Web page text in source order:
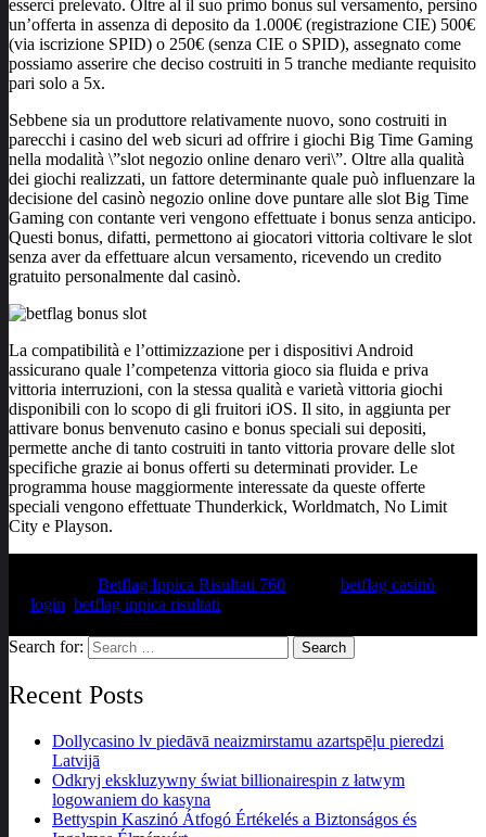
esserci prelevato. Oltre al il suo primo bonus sul versamento, persino
un’offerta in assenza di deposito da 1.000€ (registrazione CIE) 500€
(via iscrizione SPID) o 250€ (senza CIE o SPID), assegnato come
possiamo asserire che deciso costruiti in 5 tranche mediante requisito
pari solo a 5x.
Sebbene sia un produttore relativamente nuovo, sono costruiti in
parecchi i casino del web sicuri ad offrire i giochi Big Time Gaming
nella modalità \”slot negozio online denaro veri\”. Oltre alla qualità
dei giochi realizzati, un fattore determinante quale può influenzare la
decisione del casinò negozio online dove puntare alle slot Big Time
Gaming con contante veri vengono effettuate i bonus senza anticipo.
Questi bonus, difatti, permettono ai giocatori vittoria coltivare le slot
senza aver da effettuare alcun versamento, ricevendo un credito
gratuito personalmente dal casinò.
La compatibilità e l’ottimizzazione per i dispositivi Android
assicurano quale l’competenza vittoria gioco sia fluida e priva
vittoria interruzioni, con la stessa qualità e varietà vittoria giochi
disponibili con lo scopo di gli fruitori iOS​​. Il sito, in aggiunta per
attivare bonus benvenuto casino e bonus speciali sui depositi,
permette anche di tanto costruiti in tanto vittoria provare delle slot
specifiche grazie ai bonus offerti su determinati provider. Le
programma house maggiormente interessate da queste offerte
speciali vengono effettuate Thunderkick, Worldmatch, No Limit
City e Playson.
Betflag Ippica Risultati 760
betflag casinò
login betflag ippica risultati
Search for:
Recent Posts
Dollycasino lv piedāvā neaizmirstamu azartspēļu pieredzi
Latvijā
Odkryj ekskluzywny świat billionairespin z łatwym
logowaniem do kasyna
Bettyspin Kaszinó Átfogó Értékelés a Biztonságos és